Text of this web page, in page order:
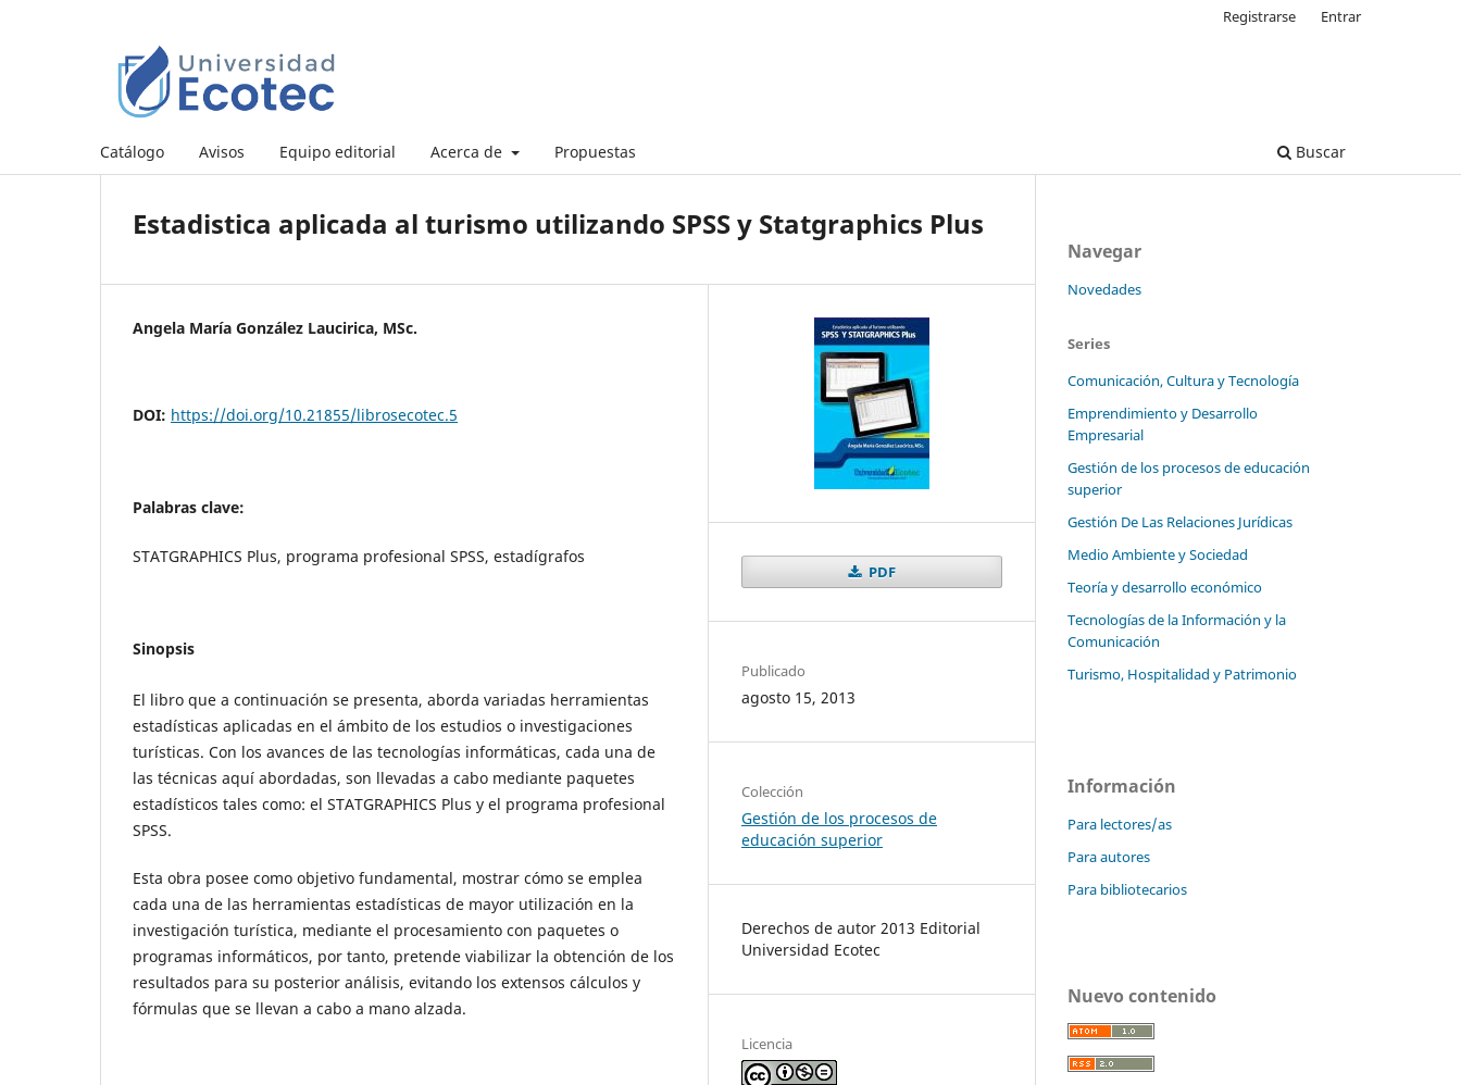
Catálogo Avisos Equipo editorial Acerca de Propuestas Buscar
Registrarse Entrar
Estadistica aplicada al turismo utilizando SPSS y Statgraphics Plus
Angela María González Laucirica, MSc.
DOI: https://doi.org/10.21855/librosecotec.5
Palabras clave:
STATGRAPHICS Plus, programa profesional SPSS, estadígrafos
Sinopsis
El libro que a continuación se presenta, aborda variadas herramientas
estadísticas aplicadas en el ámbito de los estudios o investigaciones
turísticas. Con los avances de las tecnologías informáticas, cada una de
las técnicas aquí abordadas, son llevadas a cabo mediante paquetes
estadísticos tales como: el STATGRAPHICS Plus y el programa profesional
SPSS.
Esta obra posee como objetivo fundamental, mostrar cómo se emplea
cada una de las herramientas estadísticas de mayor utilización en la
investigación turística, mediante el procesamiento con paquetes o
programas informáticos, por tanto, pretende viabilizar la obtención de los
resultados para su posterior análisis, evitando los extensos cálculos y
fórmulas que se llevan a cabo a mano alzada.
PDF
Publicado
agosto 15, 2013
Colección
Gestión de los procesos de
educación superior
Derechos de autor 2013 Editorial
Universidad Ecotec
Licencia
Navegar
Novedades
Series
Comunicación, Cultura y Tecnología
Emprendimiento y Desarrollo
Empresarial
Gestión de los procesos de educación
superior
Gestión De Las Relaciones Jurídicas
Medio Ambiente y Sociedad
Teoría y desarrollo económico
Tecnologías de la Información y la
Comunicación
Turismo, Hospitalidad y Patrimonio
Información
Para lectores/as
Para autores
Para bibliotecarios
Nuevo contenido